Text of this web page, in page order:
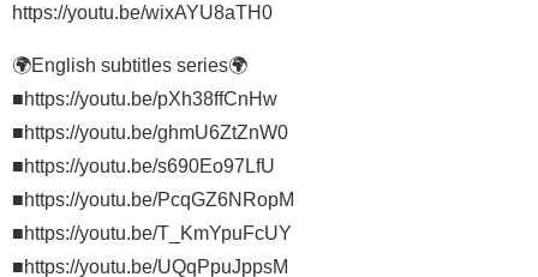
https://youtu.be/wixAYU8aTH0
🌍English subtitles series🌍
■https://youtu.be/pXh38ffCnHw​
■https://youtu.be/ghmU6ZtZnW0​
■https://youtu.be/s690Eo97LfU​
■https://youtu.be/PcqGZ6NRopM​
■https://youtu.be/T_KmYpuFcUY​
■https://youtu.be/UQqPpuJppsM​